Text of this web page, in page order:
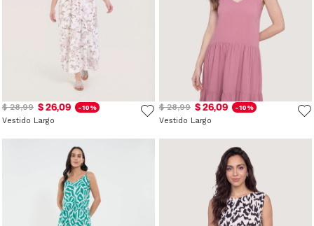
$ 28,99 $ 26,09 -10%
Vestido Largo
$ 28,99 $ 26,09 -10%
Vestido Largo